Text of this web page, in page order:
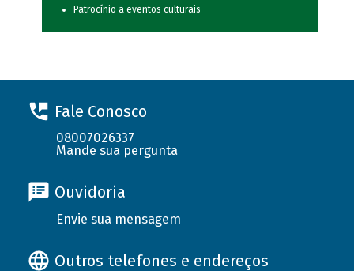
Patrocínio a eventos culturais
Fale Conosco
08007026337
Mande sua pergunta
Ouvidoria
Envie sua mensagem
Outros telefones e endereços